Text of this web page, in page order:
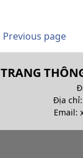
Previous page
TRANG
Địa
Email: